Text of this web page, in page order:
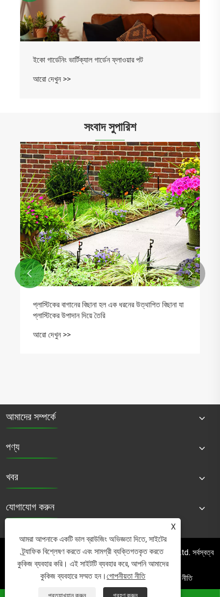
ইকো গার্ডেনিং ভার্টিক্যাল গার্ডেন ফ্লাওয়ার পট
আরো দেখুন >>
সংবাদ সুপারিশ
প্লাস্টিকের বাগানের বিছানা হল এক ধরনের উত্থাপিত বিছানা যা
প্লাস্টিকের উপাদান দিয়ে তৈরি
আরো দেখুন >>
 
আমাদের সম্পর্কে
পণ্য
খবর
যোগাযোগ করুন
কপিরাইট © 2025 Micro Mist Irrigation Products Co., Ltd. সর্বস্বত্ব
সংরক্ষিত৷
Links
Sitemap RSS XML গোপনীয়তা নীতি
X
আমরা আপনাকে একটি ভাল ব্রাউজিং অভিজ্ঞতা দিতে, সাইটের
ট্র্যাফিক বিশ্লেষণ করতে এবং সামগ্রী ব্যক্তিগতকৃত করতে
কুকিজ ব্যবহার করি। এই সাইটটি ব্যবহার করে, আপনি আমাদের
কুকিজ ব্যবহারে সম্মত হন।গোপনীয়তা নীতি